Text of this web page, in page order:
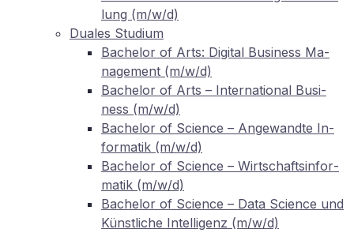
lung (m/w/d)
Dua­les Studium
Ba­che­lor of Arts: Di­gi­tal Busi­ness Ma­
nage­ment (m/w/d)
Ba­che­lor of Arts – In­ter­na­tio­nal Busi­
ness (m/w/d)
Ba­che­lor of Sci­ence – An­ge­wand­te In­
for­ma­tik (m/w/d)
Ba­che­lor of Sci­ence – Wirt­schafts­in­for­
ma­tik (m/w/d)
Ba­che­lor of Sci­ence – Data Sci­ence und
Künst­li­che In­tel­li­genz (m/w/d)